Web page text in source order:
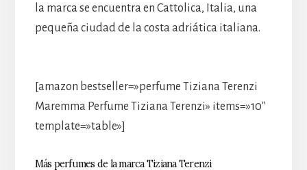
la marca se encuentra en Cattolica, Italia, una
pequeña ciudad de la costa adriática italiana.
[amazon bestseller=»perfume Tiziana Terenzi
Maremma Perfume Tiziana Terenzi» items=»10″
template=»table»]
Más perfumes de la marca Tiziana Terenzi